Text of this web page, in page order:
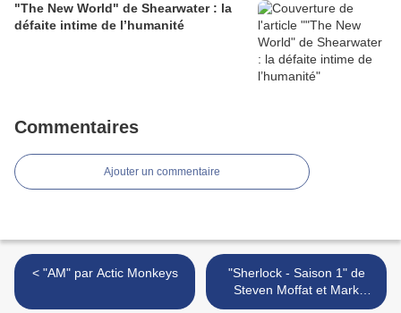
"The New World" de Shearwater : la
défaite intime de l’humanité
Commentaires
Ajouter un commentaire
< "AM" par Actic Monkeys
"Sherlock - Saison 1" de
Steven Moffat et Mark
Gatiss : une adaptation